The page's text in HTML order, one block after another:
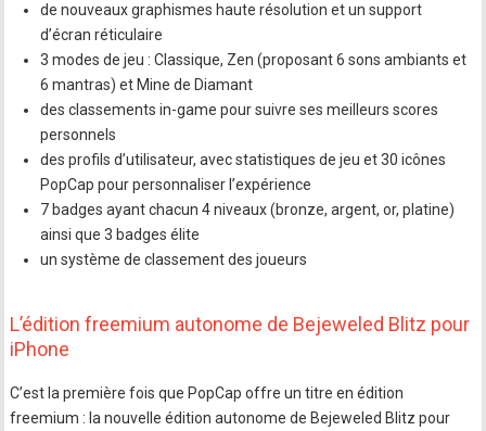
de nouveaux graphismes haute résolution et un support
d’écran réticulaire
3 modes de jeu : Classique, Zen (proposant 6 sons ambiants et
6 mantras) et Mine de Diamant
des classements in-game pour suivre ses meilleurs scores
personnels
des profils d’utilisateur, avec statistiques de jeu et 30 icônes
PopCap pour personnaliser l’expérience
7 badges ayant chacun 4 niveaux (bronze, argent, or, platine)
ainsi que 3 badges élite
un système de classement des joueurs
L’édition freemium autonome de Bejeweled Blitz pour
iPhone
C’est la première fois que PopCap offre un titre en édition
freemium : la nouvelle édition autonome de Bejeweled Blitz pour